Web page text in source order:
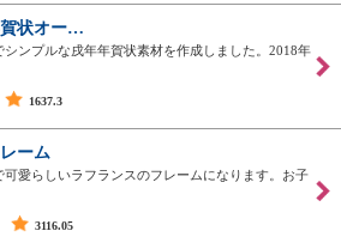
賀状オー…
シンプルな戌年年賀状素材を作成しました。2018年
1637.3
ーム
可愛らしいラフランスのフレームになります。お子
3116.05